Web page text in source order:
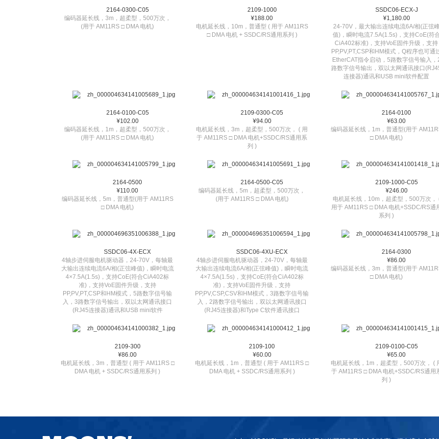
2164-0300-C05
编码器延长线，3m，超柔型，500万次，
(用于 AM11RS □ DMA 电机)
2109-1000
¥188.00
电机延长线，10m，普通型 ( 用于 AM11RS
□ DMA 电机 + SSDC/RS通用系列 )
SSDC06-ECX-J
¥1,180.00
24-70V，最大输出连续电流6A/相(正弦峰
值)，瞬时电流7.5A(1.5s)，支持CoE(符
CiA402标准)，支持VoE固件升级，支持
PP,PV,PT,CSP和HM模式，Q程序也可通
EtherCAT指令启动，5路数字信号输入，
路数字信号输出，双以太网通讯接口
连接器)通讯和USB mini软件配置
2164-0100-C05
¥102.00
编码器延长线，1m，超柔型，500万次，
(用于 AM11RS □ DMA 电机)
2109-0300-C05
¥94.00
电机延长线，3m，超柔型，500万次， ( 用
于 AM11RS □ DMA 电机+SSDC/RS通用系
列 )
2164-0100
¥63.00
编码器延长线，1m，普通型(用于
□ DMA 电机)
2164-0500
¥110.00
编码器延长线，5m，普通型(用于 AM11RS
□ DMA 电机)
2164-0500-C05
编码器延长线，5m，超柔型，500万次，
(用于 AM11RS □ DMA 电机)
2109-1000-C05
¥246.00
电机延长线，10m，超柔型，500万次，
用于 AM11RS □ DMA 电机+SSDC/RS通
系列 )
SSDC06-4X-ECX
4轴步进伺服电机驱动器，24-70V，每轴最
大输出连续电流6A/相(正弦峰值)，瞬时电流
4×7.5A(1.5s)，支持CoE(符合CiA402标
准)，支持VoE固件升级，支持
PP,PV,PT,CSP和HM模式，5路数字信号输
入，3路数字信号输出，双以太网通讯接口
(RJ45连接器)通讯和USB mini软件
SSDC06-4XU-ECX
4轴步进伺服电机驱动器，24-70V，每轴最
大输出连续电流6A/相(正弦峰值)，瞬时电流
4×7.5A(1.5s)，支持CoE(符合CiA402标
准)，支持VoE固件升级，支持
PP,PV,CSP,CSV和HM模式，3路数字信号输
入，2路数字信号输出，双以太网通讯接口
(RJ45连接器)和Type C软件通讯接口
2164-0300
¥86.00
编码器延长线，3m，普通型(用于
□ DMA 电机)
2109-300
¥86.00
电机延长线，3m，普通型 ( 用于 AM11RS □
DMA 电机 + SSDC/RS通用系列 )
2109-100
¥60.00
电机延长线，1m，普通型 ( 用于 AM11RS □
DMA 电机 + SSDC/RS通用系列 )
2109-0100-C05
¥65.00
电机延长线，1m，超柔型，500万次， (
于 AM11RS □ DMA 电机+SSDC/RS通用
列 )